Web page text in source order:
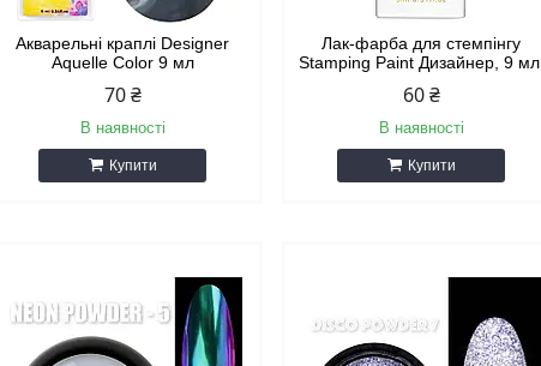
Акварельні краплі Designer
Aquelle Color 9 мл
70 ₴
В наявності
Купити
Лак-фарба для стемпінгу
Stamping Paint Дизайнер, 9 мл.
60 ₴
В наявності
Купити